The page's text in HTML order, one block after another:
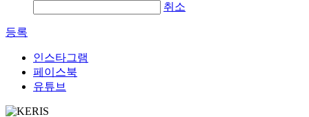
취소
등록
인스타그램
페이스북
유튜브